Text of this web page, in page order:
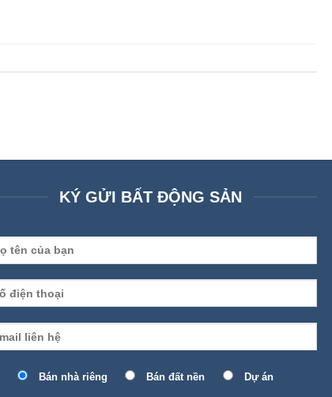
KÝ GỬI BẤT ĐỘNG SẢN
Bán nhà riêng Bán đất nền Dự án